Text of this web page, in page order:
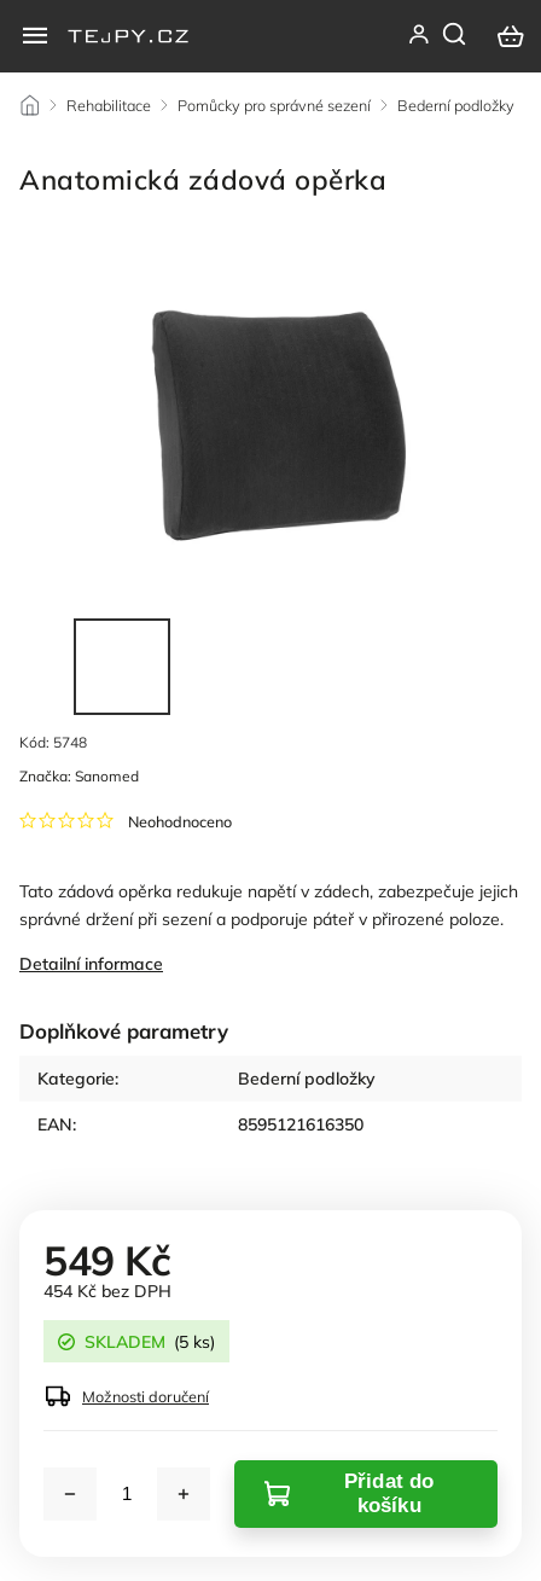
/ Rehabilitace / Pomůcky pro správné sezení /
Bederní podložky
Anatomická zádová opěrka
Kód: 5748
Neohodnoceno
Tato zádová opěrka redukuje napětí v zádech, zabezpečuje jejich
správné držení při sezení a podporuje páteř v přirozené poloze.
Detailní informace
Doplňkové parametry
Kategorie: Bederní podložky
EAN: 8595121616350
Značka: Sanomed
549 Kč
454 Kč bez DPH
SKLADEM (5 ks)
Možnosti doručení
Přidat do
košíku